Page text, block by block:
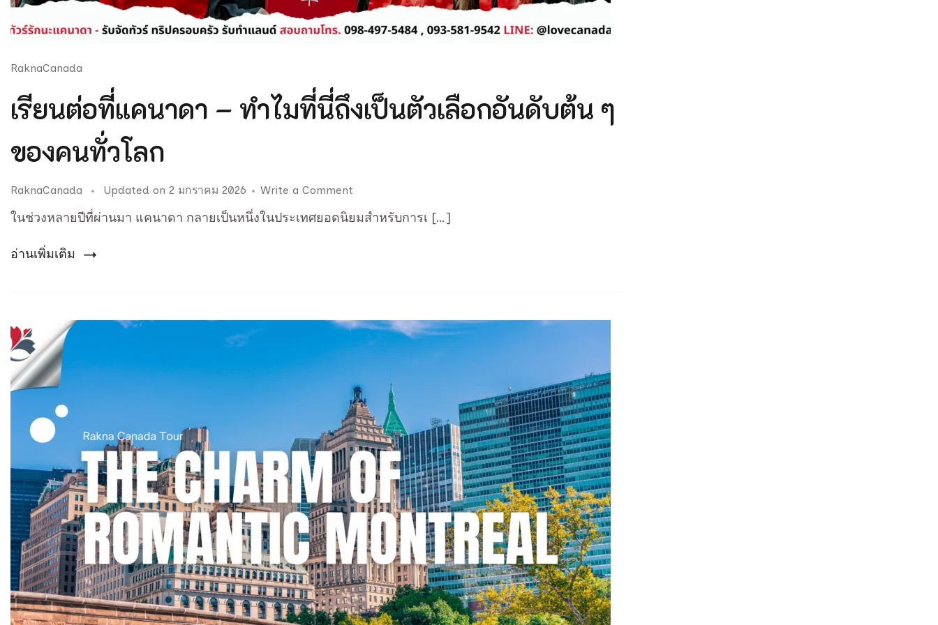
RaknaCanada
เรียนต่อที่แคนาดา – ทำไมที่นี่ถึงเป็นตัวเลือกอันดับต้น ๆ
ของคนทั่วโลก
RaknaCanada Updated on 2 มกราคม 2026 Write a Comment
ต่อ
นี่
ถึง
เป็น
เลือก
อันดับ
ต้น
ๆ
ของ
คน
ทั่ว
โลก
ในช่วงหลายปีที่ผ่านมา แคนาดา กลายเป็นหนึ่งในประเทศยอดนิยมสำหรับการเ […]
อ่านเพิ่มเติม